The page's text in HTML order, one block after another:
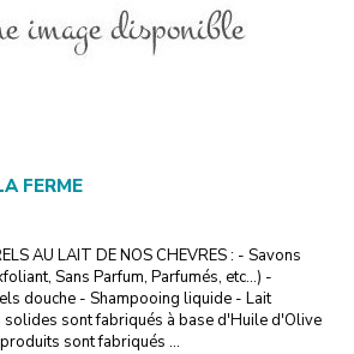
FERME
AU LAIT DE NOS CHEVRES : - Savons
Sans Parfum, Parfumés, etc...) -
douche - Shampooing liquide - Lait
sont fabriqués à base d'Huile d'Olive
sont fabriqués ...